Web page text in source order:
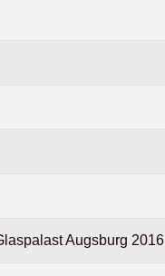
Augsburg 2016